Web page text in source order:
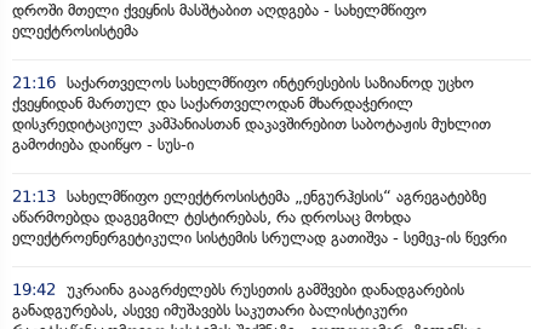
დროში მთელი ქვეყნის მასშტაბით აღდგება - სახელმწიფო
ელექტროსისტემა
21:16 საქართველოს სახელმწიფო ინტერესების საზიანოდ უცხო
ქვეყნიდან მართულ და საქართველოდან მხარდაჭერილ
დისკრედიტაციულ კამპანიასთან დაკავშირებით საბოტაჟის მუხლით
გამოძიება დაიწყო - სუს-ი
21:13 სახელმწიფო ელექტროსისტემა „ენგურჰესის“ აგრეგატებზე
აწარმოებდა დაგეგმილ ტესტირებას, რა დროსაც მოხდა
ელექტროენერგეტიკული სისტემის სრულად გათიშვა - სემეკ-ის წევრი
19:42
უკრაინა გააგრძელებს რუსეთის გამშვები დანადგარების
განადგურებას, ასევე იმუშავებს საკუთარი ბალისტიკური